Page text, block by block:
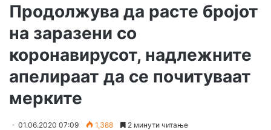
Продолжува да расте бројот
на заразени со
коронавирусот, надлежните
апелираат да се почитуваат
мерките
01.06.2020 07:09 1,388 2 минути читање